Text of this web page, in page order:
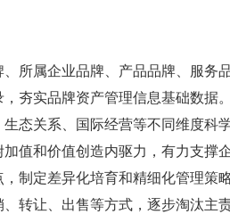
所属企业品牌、产品品牌、服
夯实品牌资产管理信息基础数据。
态关系、国际经营等不同维度
值和价值创造内驱力，有力支撑
制定差异化培育和精细化管理
转让、出售等方式，逐步淘汰主